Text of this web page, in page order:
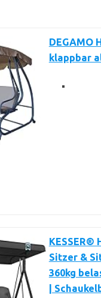
DEGAMO
klappbar
KESSER®
Sitzer &
360kg
|